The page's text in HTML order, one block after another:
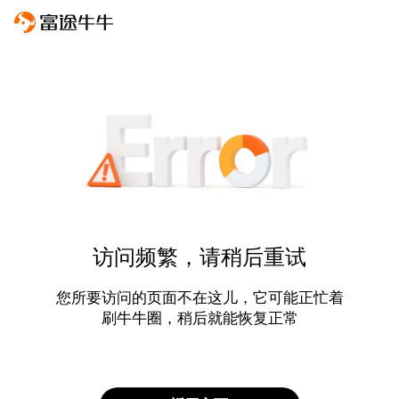
访问频繁，请稍后重试
您所要访问的页面不在这儿，它可能正忙着
刷牛牛圈，稍后就能恢复正常